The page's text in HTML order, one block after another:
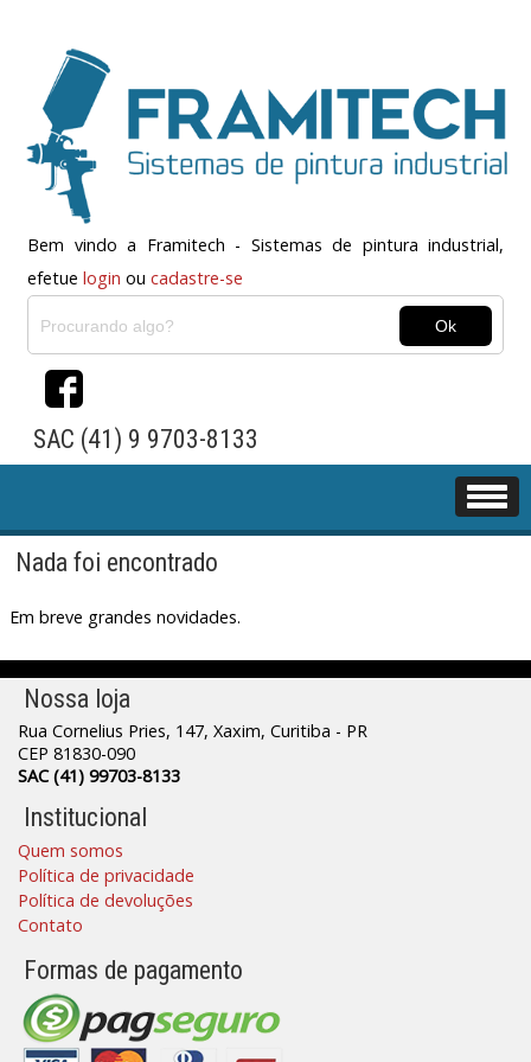
Bem vindo a Framitech - Sistemas de pintura industrial,
efetue login ou cadastre-se
SAC (41) 9 9703-8133
Nada foi encontrado
Em breve grandes novidades.
Nossa loja
Rua Cornelius Pries, 147, Xaxim, Curitiba - PR
CEP 81830-090
SAC (41) 99703-8133
Institucional
Quem somos
Política de privacidade
Política de devoluções
Contato
Formas de pagamento